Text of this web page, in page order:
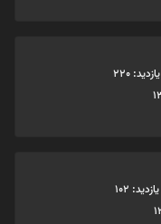
یازدید: 220
یازدید: 102